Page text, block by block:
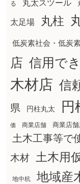
る
丸太スツール
太足場 丸柱
低炭素社会・低炭
店 信用で
木材店 信
県
円柱丸太 円
価 商業店舗 商業店
土木工事等で
木材
土木用
地中杭 地域産